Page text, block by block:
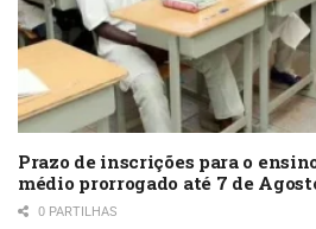
Prazo de inscrições para o
médio prorrogado até 7 de
0 PARTILHAS